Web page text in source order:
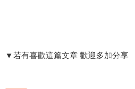
▼若有喜歡這篇文章 歡迎多加分享